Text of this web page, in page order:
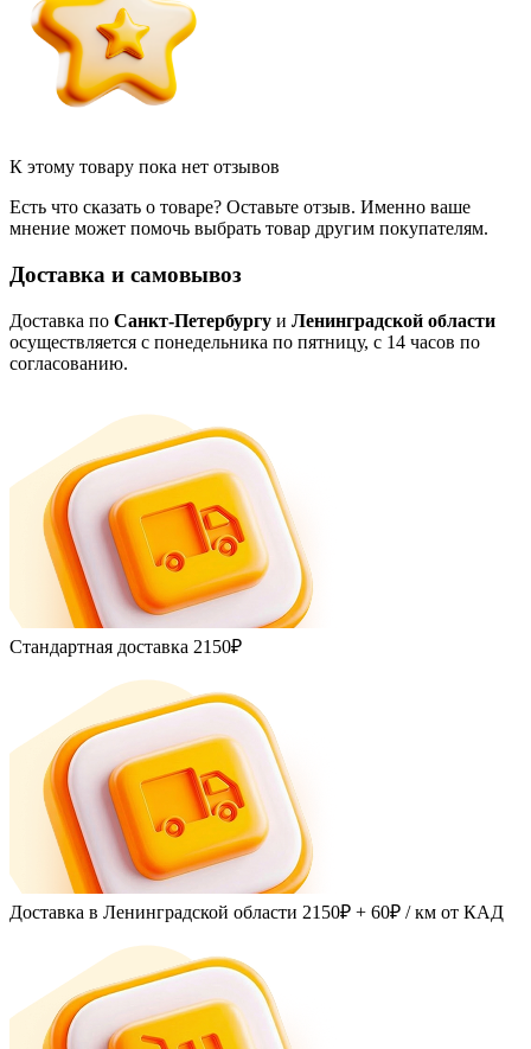
К этому товару пока нет отзывов
Есть что сказать о товаре? Оставьте отзыв. Именно ваше
мнение может помочь выбрать товар другим покупателям.
Доставка и самовывоз
Доставка по Санкт-Петербургу и Ленинградской области
осуществляется с понедельника по пятницу, с 14 часов по
согласованию.
Стандартная доставка 2150₽
Доставка в Ленинградской области 2150₽ + 60₽ / км от КАД